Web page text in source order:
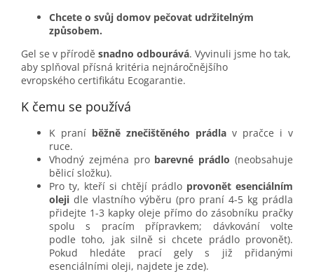
Chcete o svůj domov pečovat udržitelným
způsobem.
Gel se v přírodě snadno odbourává. Vyvinuli jsme ho tak,
aby splňoval přísná kritéria nejnáročnějšího
evropského certifikátu Ecogarantie.
K čemu se používá
K praní běžně znečištěného prádla v pračce i v
ruce.
Vhodný zejména pro barevné prádlo (neobsahuje
bělicí složku).
Pro ty, kteří si chtějí prádlo provonět esenciálním
oleji dle vlastního výběru (pro praní 4-5 kg prádla
přidejte 1-3 kapky oleje přímo do zásobníku pračky
spolu s pracím přípravkem; dávkování volte
podle toho, jak silně si chcete prádlo provonět).
Pokud hledáte prací gely s již přidanými
esenciálními oleji, najdete je zde).